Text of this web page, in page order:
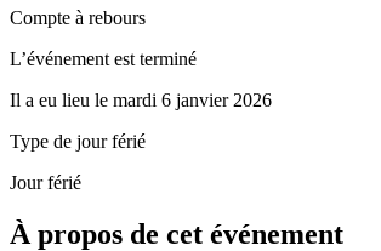
Compte à rebours
L’événement est terminé
Il a eu lieu le mardi 6 janvier 2026
Type de jour férié
Jour férié
À propos de cet événement